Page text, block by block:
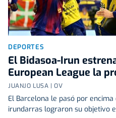
DEPORTES
El Bidasoa-Irun
European League la
JUANJO LUSA | OV
El Barcelona le pasó por
irundarras lograron su objetivo